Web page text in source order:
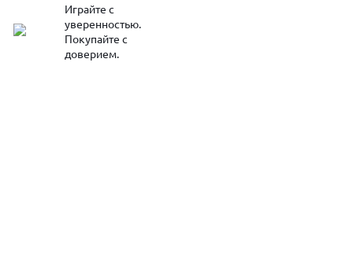
Играйте с
уверенностью.
Покупайте с
доверием.